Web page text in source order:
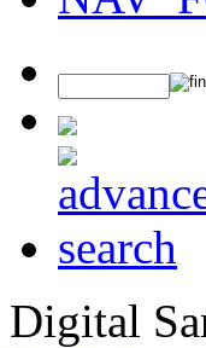
Digital